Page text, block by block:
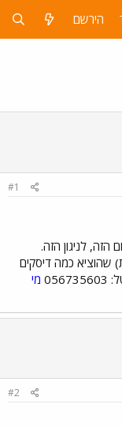
הירשם
#1
הזה, לניגון הזה.
שהוציא כמה דיסקים
מי
#2